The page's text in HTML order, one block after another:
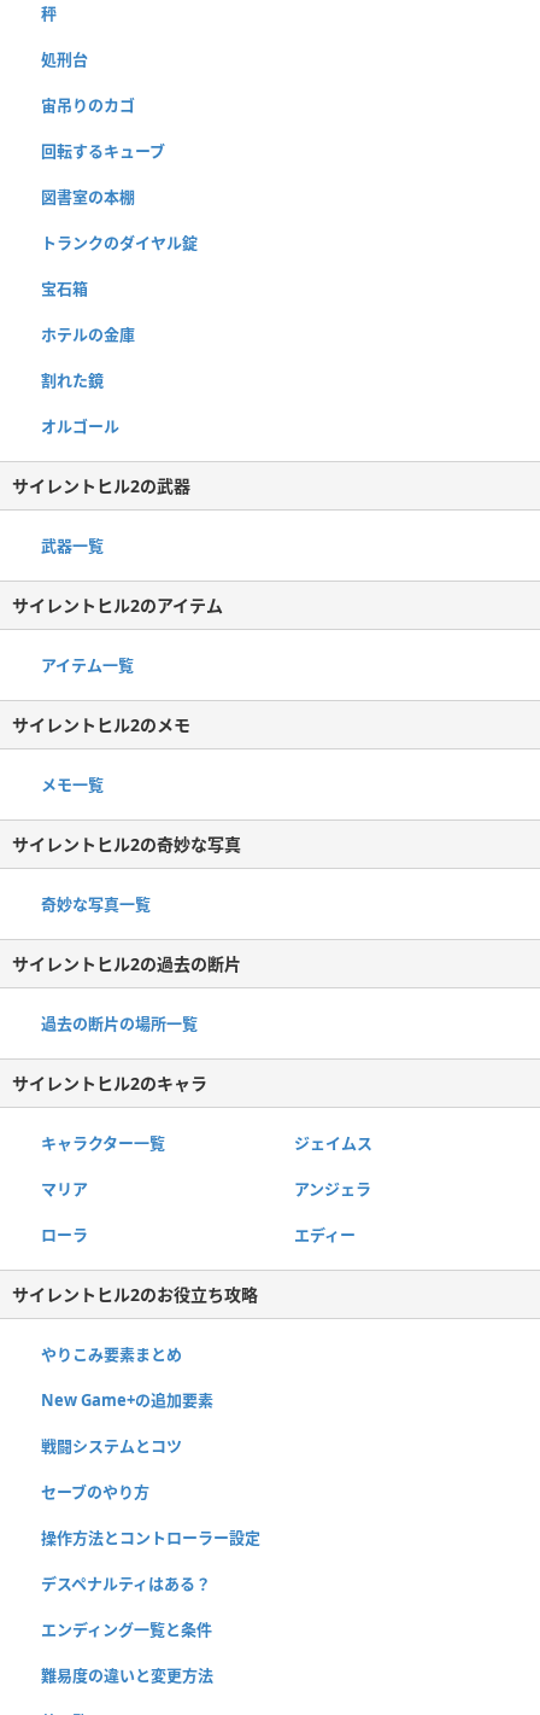
秤
処刑台
宙吊りのカゴ
回転するキューブ
図書室の本棚
トランクのダイヤル錠
宝石箱
ホテルの金庫
割れた鏡
オルゴール
サイレントヒル2の武器
武器一覧
サイレントヒル2のアイテム
アイテム一覧
サイレントヒル2のメモ
メモ一覧
サイレントヒル2の奇妙な写真
奇妙な写真一覧
サイレントヒル2の過去の断片
過去の断片の場所一覧
サイレントヒル2のキャラ
キャラクター一覧 ジェイムス
マリア アンジェラ
ローラ エディー
サイレントヒル2のお役立ち攻略
やりこみ要素まとめ
New Game+の追加要素
戦闘システムとコツ
セーブのやり方
操作方法とコントローラー設定
デスペナルティはある？
エンディング一覧と条件
難易度の違いと変更方法